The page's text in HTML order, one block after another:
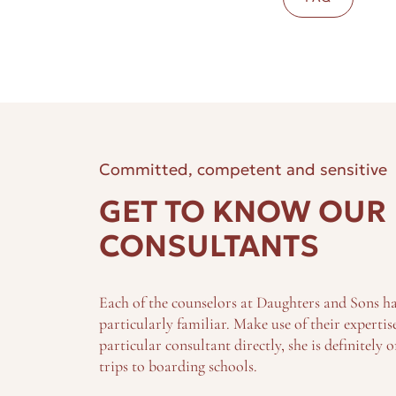
Committed, competent and sensitive
GET TO KNOW OUR
CONSULTANTS
Each of the counselors at Daughters and Sons
particularly familiar. Make use of their
particular consultant directly, she is definitely
trips to boarding schools.